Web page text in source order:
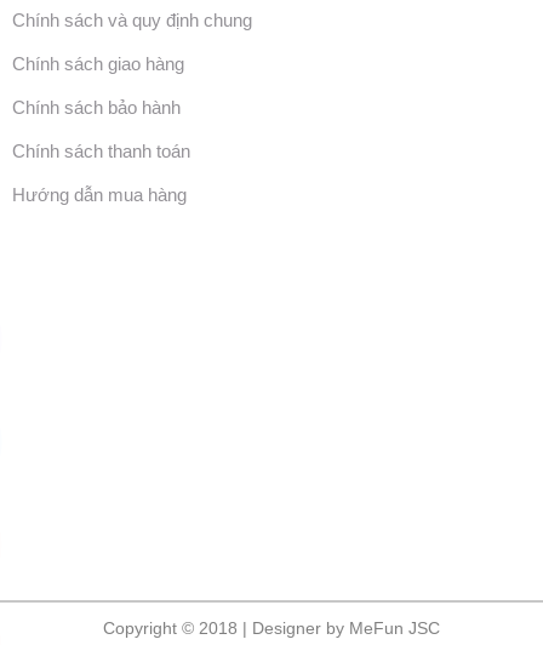
Chính sách và quy định chung
Chính sách giao hàng
Chính sách bảo hành
Chính sách thanh toán
Hướng dẫn mua hàng
Copyright © 2018 | Designer by MeFun JSC